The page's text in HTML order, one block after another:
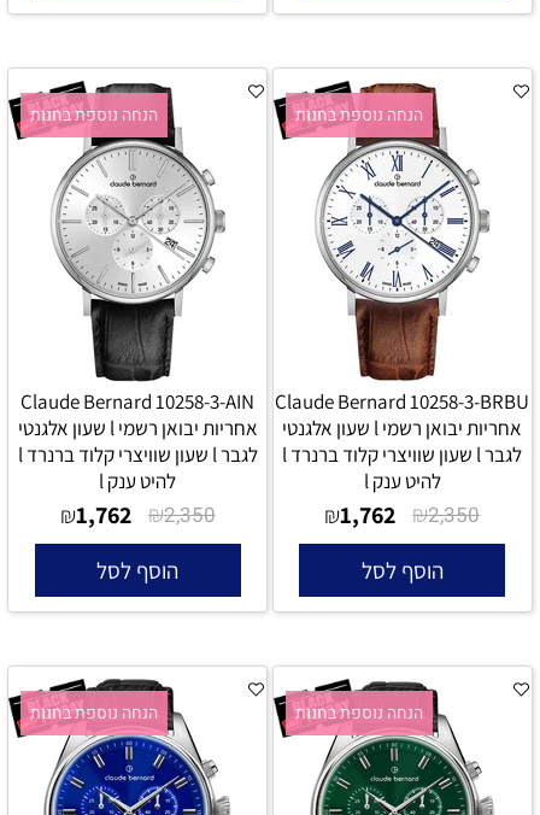
הנחה נוספת בחנות
Claude Bernard 10258-3-BRBU
אחריות יבואן רשמי l שעון אלגנטי
לגבר l שעון שוויצרי קלוד ברנרד l
להיט ענק l
₪2,350
₪1,762
הוסף לסל
הנחה נוספת בחנות
Claude Bernard 10258-3-AIN
אחריות יבואן רשמי l שעון אלגנטי
לגבר l שעון שוויצרי קלוד ברנרד l
להיט ענק l
₪2,350
₪1,762
הוסף לסל
הנחה נוספת בחנות הנחה נוספת בחנות